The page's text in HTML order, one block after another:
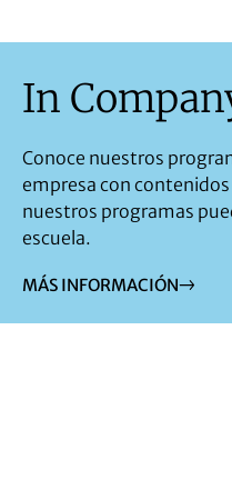
In
Conoce nuestros
empresa con
nuestros programas
escuela.
MÁS INFORMACIÓN